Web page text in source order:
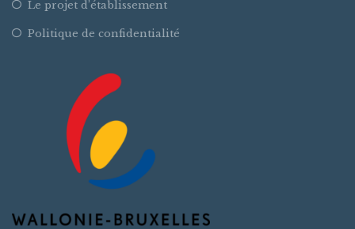
Le projet d’établissement
Politique de confidentialité